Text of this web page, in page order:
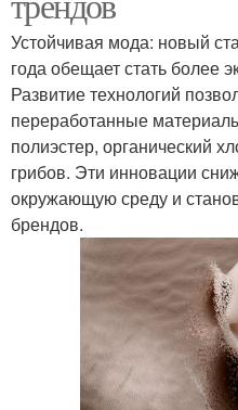
Устойчивая мода: новый
года обещает стать более
Развитие технологий
переработанные
полиэстер, органический
грибов. Эти инновации
окружающую среду и
брендов.